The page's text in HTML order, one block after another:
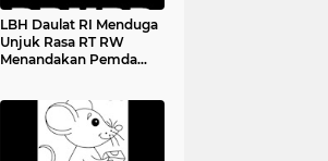
LBH Daulat RI Menduga
Unjuk Rasa RT RW
Menandakan Pemda
Kemana Kepala DPMPD